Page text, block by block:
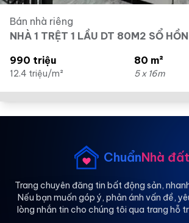
Bán nhà riêng
NHÀ 1 TRỆT 1 LẦU DT 80M2 SỔ
990 triệu
12.4 triệu/m²
80 m²
5 x 16m
ChuẩnNhà đất
Trang chuyên đăng tin bất động sản,
Nếu bạn muốn góp ý, phản ánh vấn đề,
lòng nhắn tin cho chúng tôi qua trang hỗ